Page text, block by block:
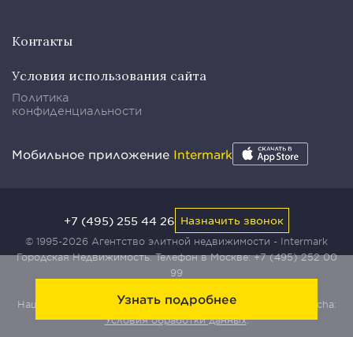
Узнать подробнее
Контакты
Условия использования сайта
Политика
конфиденциальности
Мобильное приложение Intermark
© 1995-2026 Агентство элитной недвижимости - Intermark
Городская Недвижимость. Телефон в Москве:+7 (495) 252 00
99
Наш сайт защищен с помощью сервиса Yandex SmartCaptcha:
Условия обработки данных.
+7 (495) 255 44 26 Назначить звонок